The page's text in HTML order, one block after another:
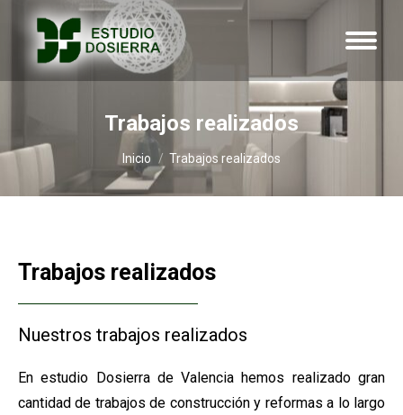
Trabajos realizados
Estás aquí:
Inicio Trabajos realizados
Trabajos realizados
Nuestros trabajos realizados
En estudio Dosierra de Valencia hemos realizado gran
cantidad de trabajos de construcción y reformas a lo largo